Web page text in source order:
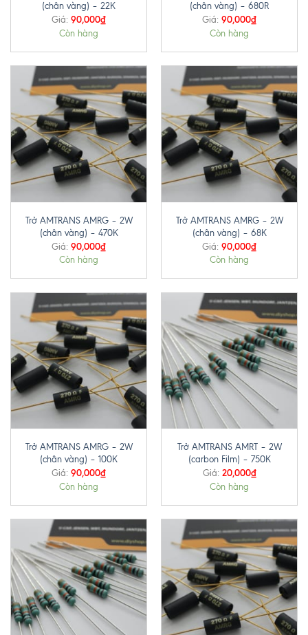
(chân vàng) – 22K
Giá: 90,000₫
Còn hàng
(chân vàng) – 680R
Giá: 90,000₫
Còn hàng
Trở AMTRANS AMRG – 2W
(chân vàng) – 470K
Giá: 90,000₫
Còn hàng
Trở AMTRANS AMRG – 2W
(chân vàng) – 68K
Giá: 90,000₫
Còn hàng
Trở AMTRANS AMRG – 2W
(chân vàng) – 100K
Giá: 90,000₫
Còn hàng
Trở AMTRANS AMRT – 2W
(carbon Film) – 750K
Giá: 20,000₫
Còn hàng